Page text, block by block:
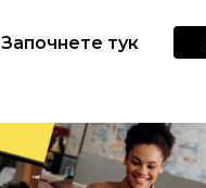
Започнете тук